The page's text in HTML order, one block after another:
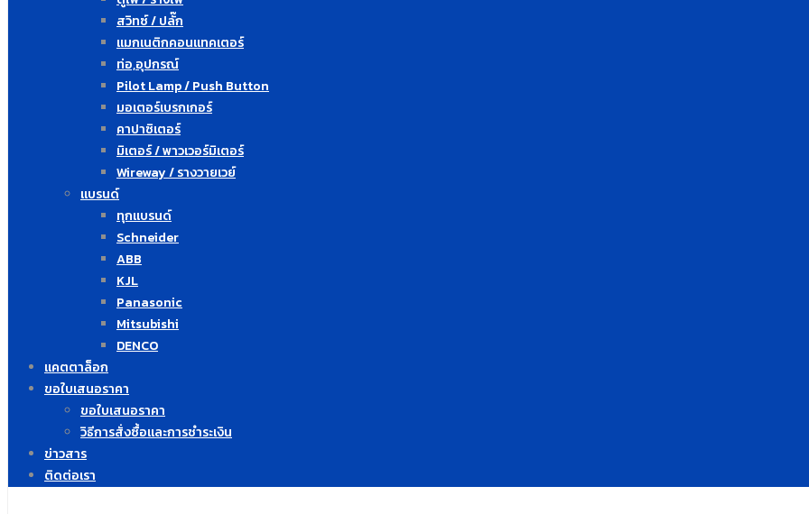
สวิทซ์ / ปลั๊ก
แมกเนติกคอนแทคเตอร์
ท่อ,อุปกรณ์
Pilot Lamp / Push Button
มอเตอร์เบรกเกอร์
คาปาซิเตอร์
มิเตอร์ / พาวเวอร์มิเตอร์
Wireway / รางวายเวย์
แบรนด์
ทุกแบรนด์
Schneider
ABB
KJL
Panasonic
Mitsubishi
DENCO
แคตตาล็อก
ขอใบเสนอราคา
ขอใบเสนอราคา
วิธีการสั่งซื้อและการชำระเงิน
ข่าวสาร
ติดต่อเรา